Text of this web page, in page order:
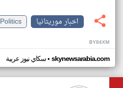
اخبار موريتانيا
Politics
BY84XM
سكاي نيوز عربية• skynewsarabia.com